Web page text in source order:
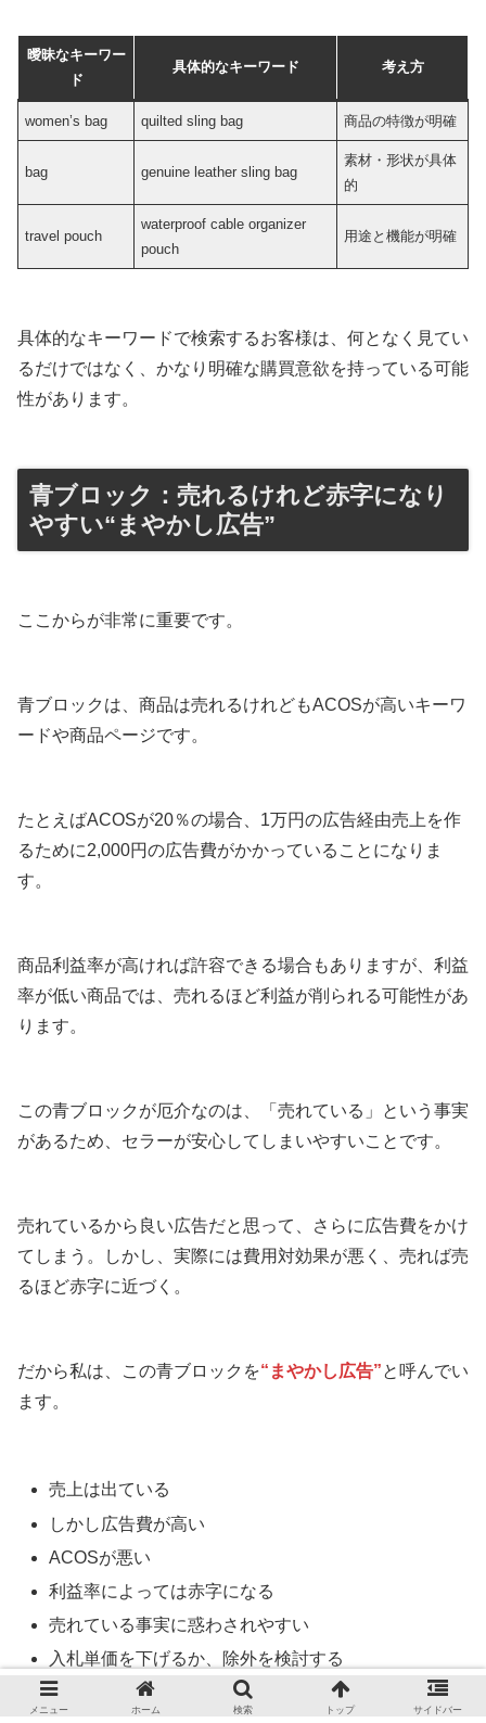
曖昧なキーワー
ド
具体的なキーワード 考え方
women’s bag quilted sling bag 商品の特徴が明確
bag genuine leather sling bag
素材・形状が具体
的
travel pouch
waterproof cable organizer
pouch
用途と機能が明確
具体的なキーワードで検索するお客様は、何となく見てい
るだけではなく、かなり明確な購買意欲を持っている可能
性があります。
青ブロック：売れるけれど赤字になり
やすい“まやかし広告”
ここからが非常に重要です。
青ブロックは、商品は売れるけれどもACOSが高いキーワ
ードや商品ページです。
たとえばACOSが20％の場合、1万円の広告経由売上を作
るために2,000円の広告費がかかっていることになりま
す。
商品利益率が高ければ許容できる場合もありますが、利益
率が低い商品では、売れるほど利益が削られる可能性があ
ります。
この青ブロックが厄介なのは、「売れている」という事実
があるため、セラーが安心してしまいやすいことです。
売れているから良い広告だと思って、さらに広告費をかけ
てしまう。しかし、実際には費用対効果が悪く、売れば売
るほど赤字に近づく。
だから私は、この青ブロックを“まやかし広告”と呼んでい
ます。
売上は出ている
しかし広告費が高い
ACOSが悪い
利益率によっては赤字になる
売れている事実に惑わされやすい
入札単価を下げるか、除外を検討する
メニュー ホーム 検索 トップ サイドバー